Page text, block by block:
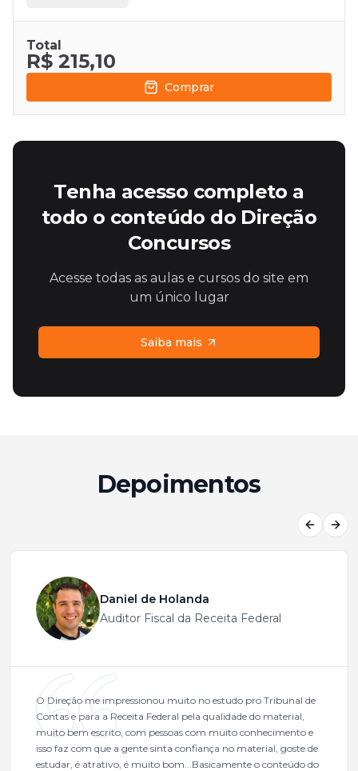
Total
R$ 215,10
Comprar
Tenha acesso completo a
todo o conteúdo do Direção
Concursos
Acesse todas as aulas e cursos do site em
um único lugar
Saiba mais
Depoimentos
Daniel de Holanda
Auditor Fiscal da Receita Federal
O Direção me impressionou muito no estudo pro Tribunal de
Contas e para a Receita Federal pela qualidade do material,
muito bem escrito, com pessoas com muito conhecimento e
isso faz com que a gente sinta confiança no material, goste de
estudar, é atrativo, é muito bom...Basicamente o conteúdo do